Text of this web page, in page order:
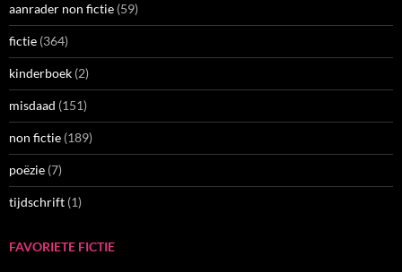
aanrader non fictie (59)
fictie (364)
kinderboek (2)
misdaad (151)
non fictie (189)
poëzie (7)
tijdschrift (1)
FAVORIETE FICTIE